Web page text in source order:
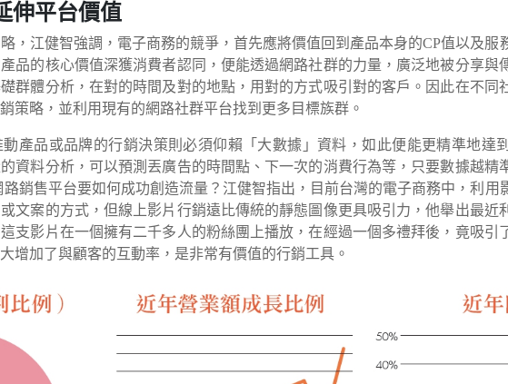
伸平台價值
，江健智強調，電子商務的競爭，首先應將價值回到產品本身的CP值以及服
品的核心價值深獲消費者認同，便能透過網路社群的力量，廣泛地被分享與
群體分析，在對的時間及對的地點，用對的方式吸引對的客戶。因此在不同
策略，並利用現有的網路社群平台找到更多目標族群。
產品或品牌的行銷決策則必須仰賴「大數據」資料，如此便能更精準地達
資料分析，可以預測丟廣告的時間點、下一次的消費行為等，只要數據越精
銷售平台要如何成功創造流量？江健智指出，目前台灣的電子商務中，利用
文案的方式，但線上影片行銷遠比傳統的靜態圖像更具吸引力，他舉出最近
支影片在一個擁有二千多人的粉絲團上播放，在經過一個多禮拜後，竟吸引
增加了與顧客的互動率，是非常有價值的行銷工具。